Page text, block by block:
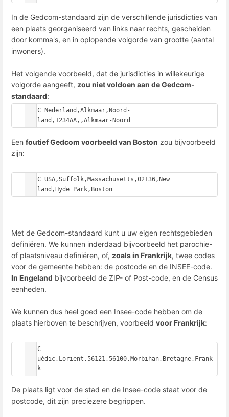
In de Gedcom-standaard zijn de verschillende jurisdicties van
een plaats georganiseerd van links naar rechts, gescheiden
door komma's, en in oplopende volgorde van grootte (aantal
inwoners).
Het volgende voorbeeld, dat de jurisdicties in willekeurige
volgorde aangeeft, zou niet voldoen aan de Gedcom-
standaard:
PLAC Nederland,Alkmaar,Noord-
Holland,1234AA,,Alkmaar-Noord
Een foutief Gedcom voorbeeld van Boston zou bijvoorbeeld
zijn:
PLAC USA,Suffolk,Massachusetts,02136,New
England,Hyde Park,Boston
Met de Gedcom-standaard kunt u uw eigen rechtsgebieden
definiëren. We kunnen inderdaad bijvoorbeeld het parochie-
of plaatsniveau definiëren, of, zoals in Frankrijk, twee codes
voor de gemeente hebben: de postcode en de INSEE-code.
In Engeland bijvoorbeeld de ZIP- of Post-code, en de Census
eenheden.
We kunnen dus heel goed een Insee-code hebben om de
plaats hierboven te beschrijven, voorbeeld voor Frankrijk:
PLAC
Faouédic,Lorient,56121,56100,Morbihan,Bretagne,Frank
rijk
De plaats ligt voor de stad en de Insee-code staat voor de
postcode, dit zijn preciezere begrippen.